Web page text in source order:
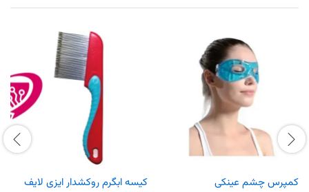
کمپرس چشم عینکی
کیسه ابگرم روکشدار ایزی لایف